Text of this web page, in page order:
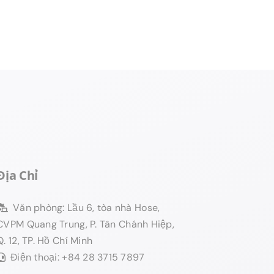
Chỉ
Văn phòng: Lầu 6, tòa nhà Hose,
Quang Trung, P. Tân Chánh Hiệp,
12, TP. Hồ Chí Minh
Điện thoại: +84 28 3715 7897